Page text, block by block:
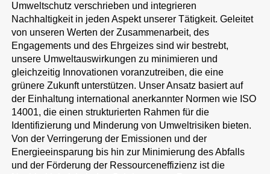
Umweltschutz verschrieben und integrieren
Nachhaltigkeit in jeden Aspekt unserer Tätigkeit. Geleitet
von unseren Werten der Zusammenarbeit, des
Engagements und des Ehrgeizes sind wir bestrebt,
unsere Umweltauswirkungen zu minimieren und
gleichzeitig Innovationen voranzutreiben, die eine
grünere Zukunft unterstützen. Unser Ansatz basiert auf
der Einhaltung international anerkannter Normen wie ISO
14001, die einen strukturierten Rahmen für die
Identifizierung und Minderung von Umweltrisiken bieten.
Von der Verringerung der Emissionen und der
Energieeinsparung bis hin zur Minimierung des Abfalls
und der Förderung der Ressourceneffizienz ist die